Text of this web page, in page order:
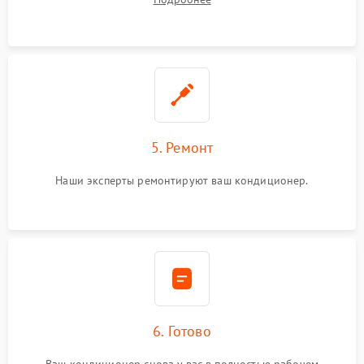
5. Ремонт
Наши эксперты ремонтируют ваш кондиционер.
6. Готово